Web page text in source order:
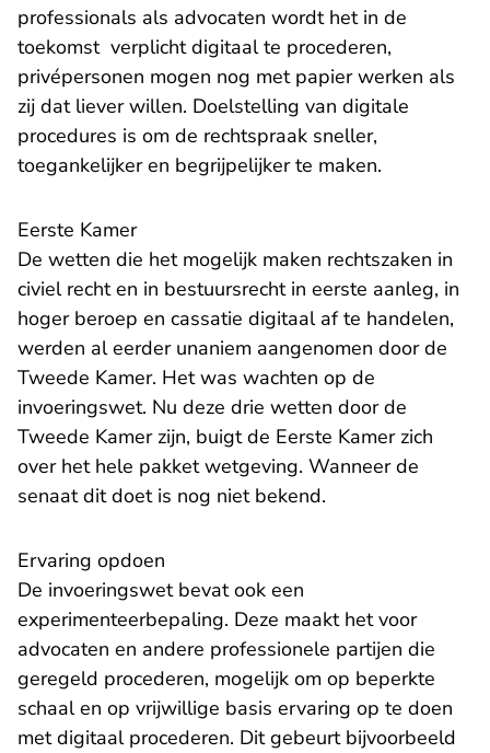
professionals als advocaten wordt het in de
toekomst verplicht digitaal te procederen,
privépersonen mogen nog met papier werken als
zij dat liever willen. Doelstelling van digitale
procedures is om de rechtspraak sneller,
toegankelijker en begrijpelijker te maken.
Eerste Kamer
De wetten die het mogelijk maken rechtszaken in
civiel recht en in bestuursrecht in eerste aanleg, in
hoger beroep en cassatie digitaal af te handelen,
werden al eerder unaniem aangenomen door de
Tweede Kamer. Het was wachten op de
invoeringswet. Nu deze drie wetten door de
Tweede Kamer zijn, buigt de Eerste Kamer zich
over het hele pakket wetgeving. Wanneer de
senaat dit doet is nog niet bekend.
Ervaring opdoen
De invoeringswet bevat ook een
experimenteerbepaling. Deze maakt het voor
advocaten en andere professionele partijen die
geregeld procederen, mogelijk om op beperkte
schaal en op vrijwillige basis ervaring op te doen
met digitaal procederen. Dit gebeurt bijvoorbeeld